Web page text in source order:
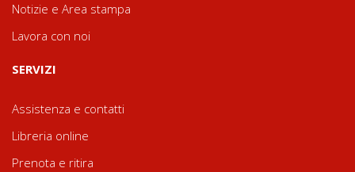
Notizie e Area stampa
Lavora con noi
SERVIZI
Assistenza e contatti
Libreria online
Prenota e ritira